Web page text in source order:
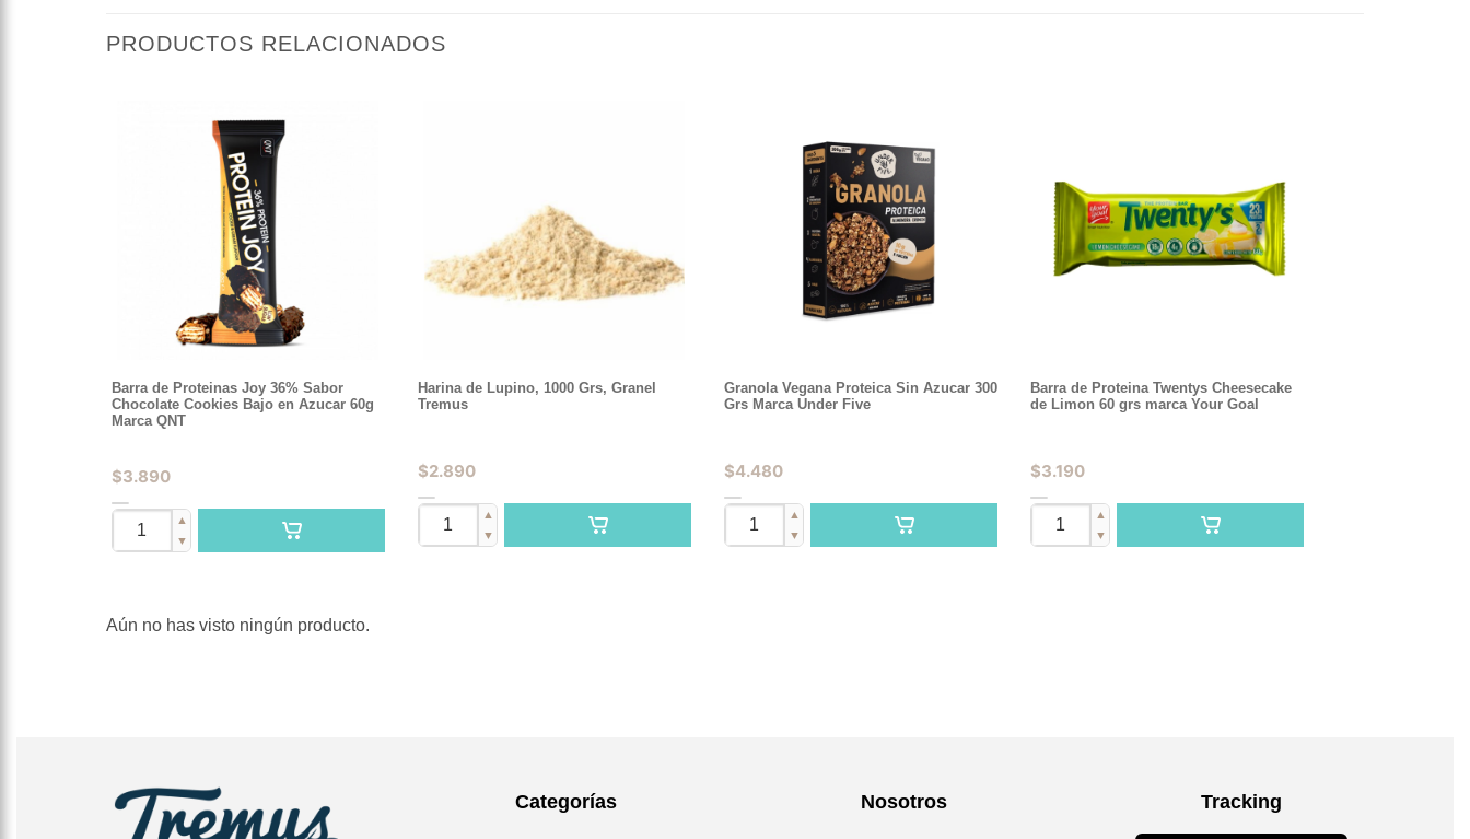
PRODUCTOS RELACIONADOS
Barra de Proteinas Joy 36% Sabor
Chocolate Cookies Bajo en Azucar 60g
Marca QNT
$3.890
▲
▼
Harina de Lupino, 1000 Grs, Granel
Tremus
$2.890
▲
▼
Granola Vegana Proteica Sin Azucar 300
Grs Marca Under Five
$4.480
▲
▼
Barra de Proteina Twentys Cheesecake
de Limon 60 grs marca Your Goal
$3.190
▲
▼
Aún no has visto ningún producto.
Categorías Nosotros Tracking